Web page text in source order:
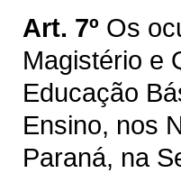
Art. 7º Os
Magistério e
Educação
Ensino, nos
Paraná, na